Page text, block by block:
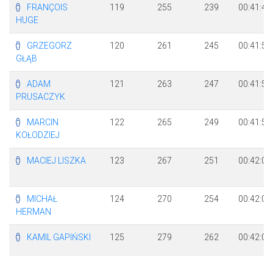
FRANÇOIS
HUGE
119 255 239 00:41:48
GRZEGORZ
GŁĄB
120 261 245 00:41:54
ADAM
PRUSACZYK
121 263 247 00:41:57
MARCIN
KOŁODZIEJ
122 265 249 00:41:58
MACIEJ LISZKA 123 267 251 00:42:01
MICHAŁ
HERMAN
124 270 254 00:42:02
KAMIL GAPIŃSKI 125 279 262 00:42:08